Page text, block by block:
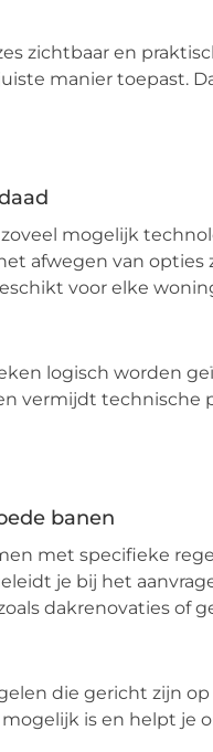
zichtbaar en
manier toepast.
mogelijk
afwegen van
voor elke
logisch worden
vermijdt technische
banen
met specifieke
je bij het
dakrenovaties of
die gericht zijn
is en helpt je